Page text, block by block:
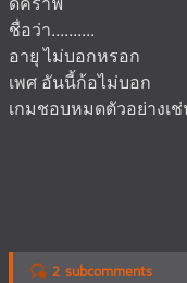
ชื่อว่า..........
อายุ ไม่บอกหรอก
เพศ อันนี้ก้อไม่บอก
เกมชอบหมดตัวอย่างเ
2 subcomments